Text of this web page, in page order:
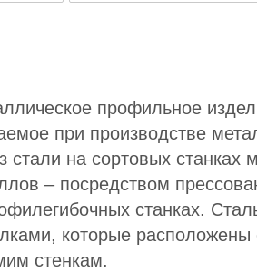
профильное
при производстве
стали на сортовых станках
– посредством
станках.
которые расположены
стенкам.